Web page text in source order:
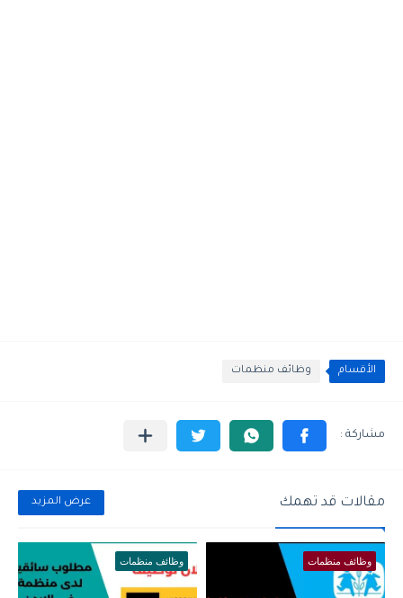
الأقسام وظائف منظمات
مقالات قد تهمك عرض المزيد
وظائف منظمات وظائف منظمات